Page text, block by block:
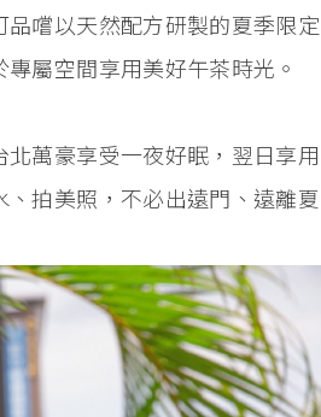
嚐以天然配方研製的夏季限定
屬空間享用美好午茶時光。
萬豪享受一夜好眠，翌日享用
拍美照，不必出遠門、遠離夏